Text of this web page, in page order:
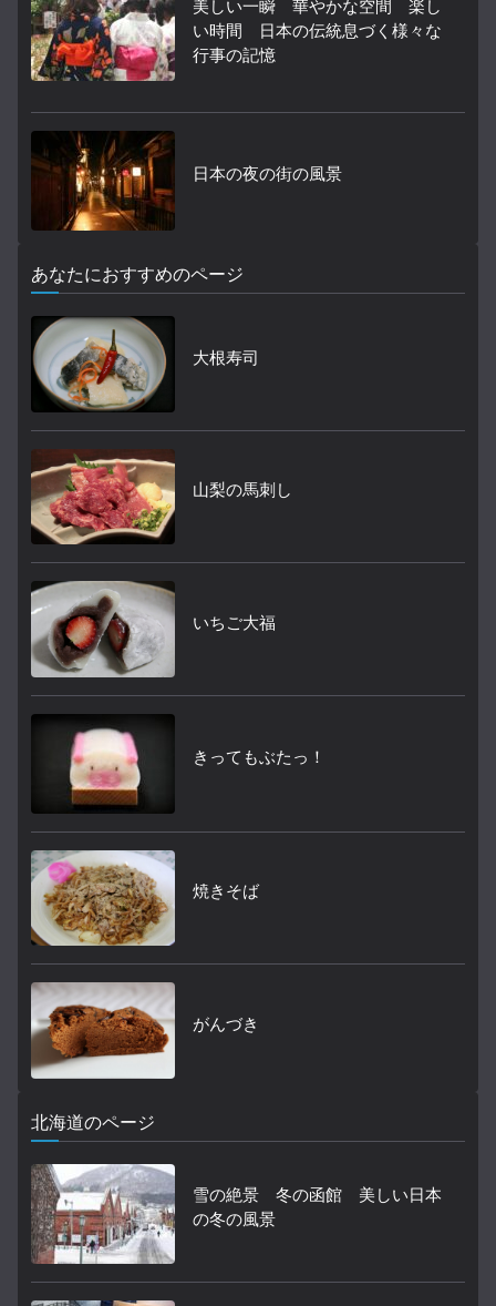
美しい一瞬 華やかな空間 楽し
い時間 日本の伝統息づく様々な
行事の記憶
日本の夜の街の風景
あなたにおすすめのページ
大根寿司
山梨の馬刺し
いちご大福
きってもぶたっ！
焼きそば
がんづき
北海道のページ
雪の絶景 冬の函館 美しい日本
の冬の風景